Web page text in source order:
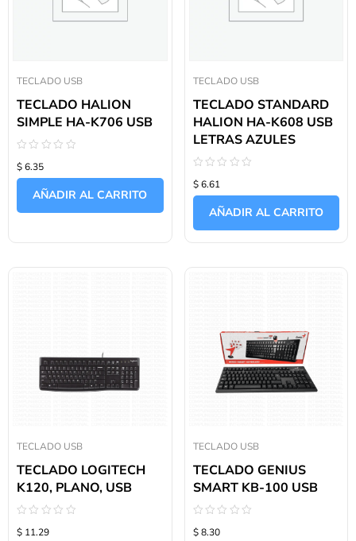
TECLADO USB
TECLADO HALION
SIMPLE HA-K706 USB
con
0
$ 6.35
AÑADIR AL CARRITO
TECLADO USB
TECLADO STANDARD
HALION HA-K608 USB
LETRAS AZULES
con
0
$ 6.61
AÑADIR AL CARRITO
TECLADO USB
TECLADO LOGITECH
K120, PLANO, USB
con
$ 11.29
TECLADO USB
TECLADO GENIUS
SMART KB-100 USB
con
$ 8.30